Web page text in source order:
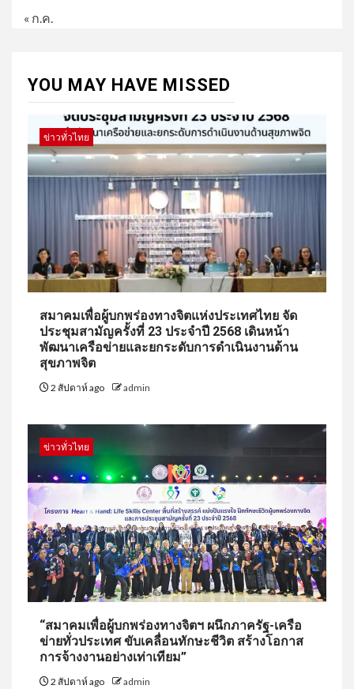
« ก.ค.
YOU MAY HAVE MISSED
ข่าวทั่วไทย
สมาคมเพื่อผู้บกพร่องทางจิตแห่งประเทศไทย จัด
ประชุมสามัญครั้งที่ 23 ประจำปี 2568 เดินหน้า
พัฒนาเครือข่ายและยกระดับการดำเนินงานด้าน
สุขภาพจิต
2 สัปดาห์ ago admin
ข่าวทั่วไทย
“สมาคมเพื่อผู้บกพร่องทางจิตฯ ผนึกภาครัฐ-เครือ
ข่ายทั่วประเทศ ขับเคลื่อนทักษะชีวิต สร้างโอกาส
การจ้างงานอย่างเท่าเทียม”
2 สัปดาห์ ago admin